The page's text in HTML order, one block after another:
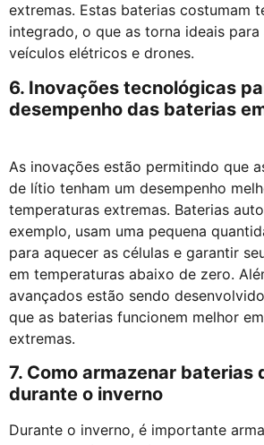
extremas. Estas baterias costumam
integrado, o que as torna ideais
veículos elétricos e drones.
6. Inovações tecnológicas
desempenho das baterias
As inovações estão permitindo que
de lítio tenham um desempenho
temperaturas extremas. Baterias
exemplo, usam uma pequena
para aquecer as células e garantir
em temperaturas abaixo de zero.
avançados estão sendo
que as baterias funcionem melhor
extremas.
7. Como armazenar baterias
durante o inverno
Durante o inverno, é importante